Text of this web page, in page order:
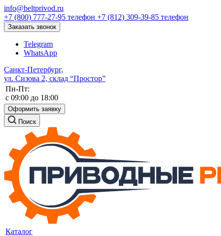
info@beltprivod.ru
+7 (800) 777-27-95 телефон +7 (812) 309-39-85 телефон
Заказать звонок
Telegram
WhatsApp
Санкт-Петербург,
ул. Сизова 2, склад “Простор”
Пн-Пт:
c 09:00 до 18:00
Оформить заявку
Поиск
Каталог